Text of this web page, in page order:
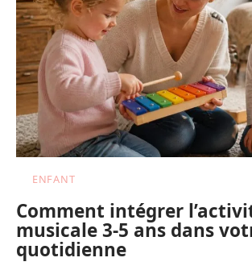
ENFANT
Comment intégrer
musicale 3-5 ans dans
quotidienne